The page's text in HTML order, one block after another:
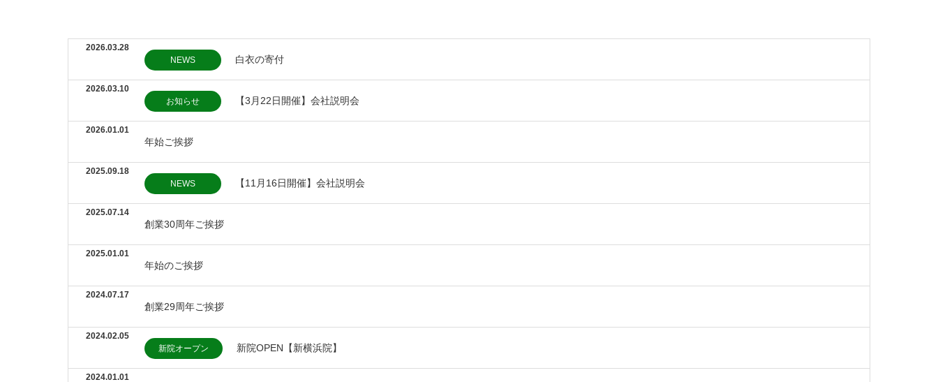
2026.03.28
NEWS
白衣の寄付
2026.03.10
お知らせ
【3月22日開催】会社説明会
2026.01.01
年始ご挨拶
2025.09.18
NEWS
【11月16日開催】会社説明会
2025.07.14
創業30周年ご挨拶
2025.01.01
年始のご挨拶
2024.07.17
創業29周年ご挨拶
2024.02.05
新院オープン
新院OPEN【新横浜院】
2024.01.01